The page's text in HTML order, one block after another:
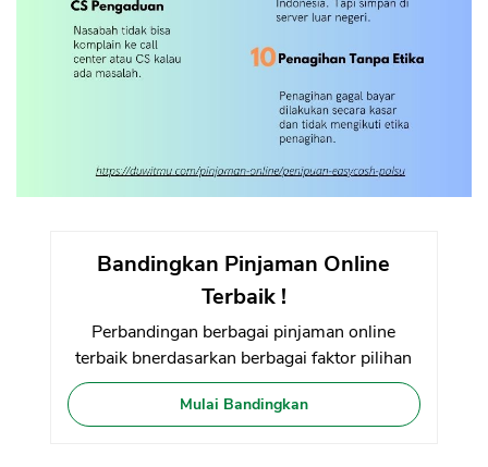
Bandingkan Pinjaman Online
Terbaik !
Perbandingan berbagai pinjaman online
terbaik bnerdasarkan berbagai faktor pilihan
Mulai Bandingkan